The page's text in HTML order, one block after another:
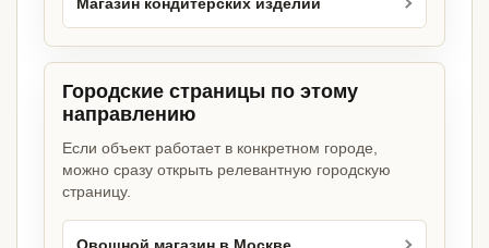
Магазин кондитерских изделий
Городские страницы по этому
направлению
Если объект работает в конкретном городе,
можно сразу открыть релевантную городскую
страницу.